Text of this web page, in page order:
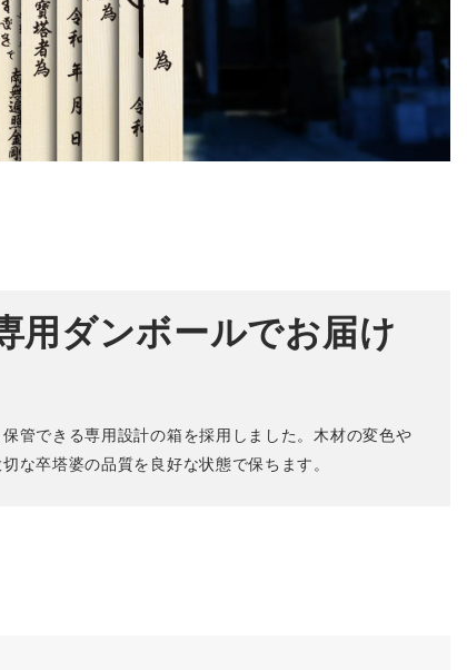
入）定
用ダンボールでお届け
管できる専用設計の箱を採用しました。木材の変色や
な卒塔婆の品質を良好な状態で保ちます。